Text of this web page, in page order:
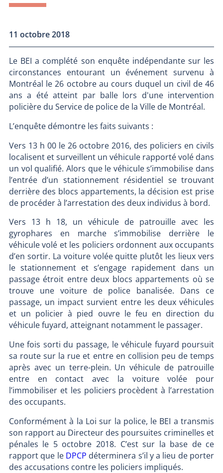
11 octobre 2018
Le BEI a complété son enquête indépendante sur les
circonstances entourant un événement survenu à
Montréal le 26 octobre au cours duquel un civil de 46
ans a été atteint par balle lors d'une intervention
policière du Service de police de la Ville de Montréal.
L’enquête démontre les faits suivants :
Vers 13 h 00 le 26 octobre 2016, des policiers en civils
localisent et surveillent un véhicule rapporté volé dans
un vol qualifié. Alors que le véhicule s’immobilise dans
l’entrée d’un stationnement résidentiel se trouvant
derrière des blocs appartements, la décision est prise
de procéder à l’arrestation des deux individus à bord.
Vers 13 h 18, un véhicule de patrouille avec les
gyrophares en marche s’immobilise derrière le
véhicule volé et les policiers ordonnent aux occupants
d’en sortir. La voiture volée quitte plutôt les lieux vers
le stationnement et s’engage rapidement dans un
passage étroit entre deux blocs appartements où se
trouve une voiture de police banalisée. Dans ce
passage, un impact survient entre les deux véhicules
et un policier à pied ouvre le feu en direction du
véhicule fuyard, atteignant notamment le passager.
Une fois sorti du passage, le véhicule fuyard poursuit
sa route sur la rue et entre en collision peu de temps
après avec un terre-plein. Un véhicule de patrouille
entre en contact avec la voiture volée pour
l’immobiliser et les policiers procèdent à l’arrestation
des occupants.
Conformément à la Loi sur la police, le BEI a transmis
son rapport au Directeur des poursuites criminelles et
pénales le 5 octobre 2018. C’est sur la base de ce
rapport que le DPCP déterminera s’il y a lieu de porter
des accusations contre les policiers impliqués.